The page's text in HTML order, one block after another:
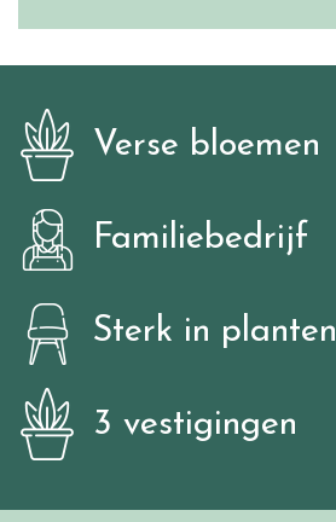
Verse bloemen
Familiebedrijf
Sterk in planten
3 vestigingen